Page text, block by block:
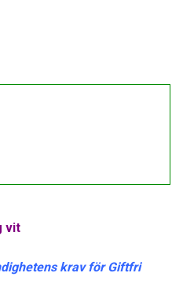
vit
krav för Giftfri